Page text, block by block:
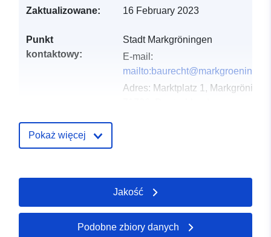
Zaktualizowane: 16 February 2023
Punkt
kontaktowy:
Stadt Markgröningen
E-mail:
Adres: Marktplatz 1,
Zapis katalogu:
Zaktualizowano dane.europa.eu:
07 March 2026
Przestrzenne: Współrzędne:
[ [ 9.0585888,
Pokaż więcej
Jakość
Podobne zbiory danych